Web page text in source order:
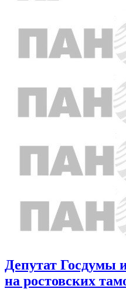
Депутат Госдумы
на ростовских